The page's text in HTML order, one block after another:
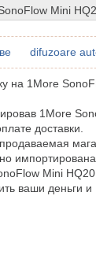
Mini
difuzoare
на 1More
1More
доставки.
Mini
ваши деньги и